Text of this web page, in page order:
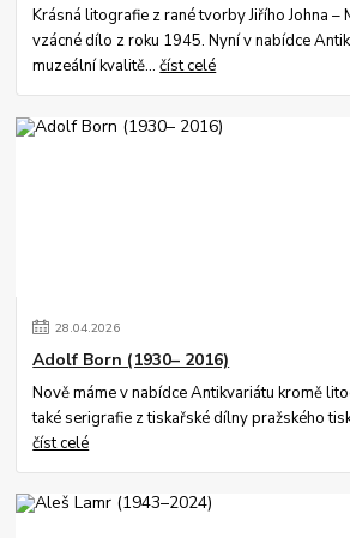
Krásná litografie z rané tvorby Jiřího Johna –
vzácné dílo z roku 1945. Nyní v nabídce
muzeální kvalitě...číst celé
28.04.2026
Adolf Born (1930– 2016)
Nově máme v nabídce Antikvariátu kromě
také serigrafie z tiskařské dílny pražského
číst celé